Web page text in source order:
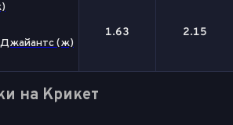
Джайантс (ж)
1.63 2.15
на Крикет